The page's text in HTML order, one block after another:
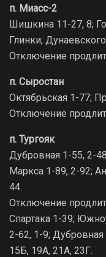
п. Миасс-2
Шишкина 11-27, 8;
Глинки;
Отключение
п. Сыростан
Октябрьская 1-77;
Отключение
п. Тургояк
Дубровная 1-55, 2-
Маркса 1-89, 2-92;
44.
Отключение
Спартака 1-39;
2-62, 1-9; Дубровная
15Б, 19А, 21А, 23Г.